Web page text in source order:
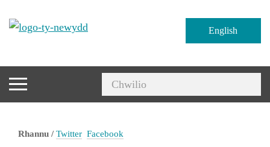
English
Rhannu /Twitter Facebook